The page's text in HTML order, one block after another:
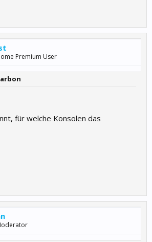
Premium User
für welche Konsolen das